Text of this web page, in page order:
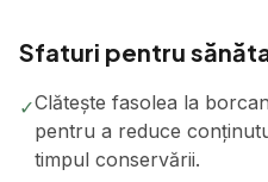
Sfaturi pentru
✓Clătește fasolea la
pentru a reduce
timpul conservării.